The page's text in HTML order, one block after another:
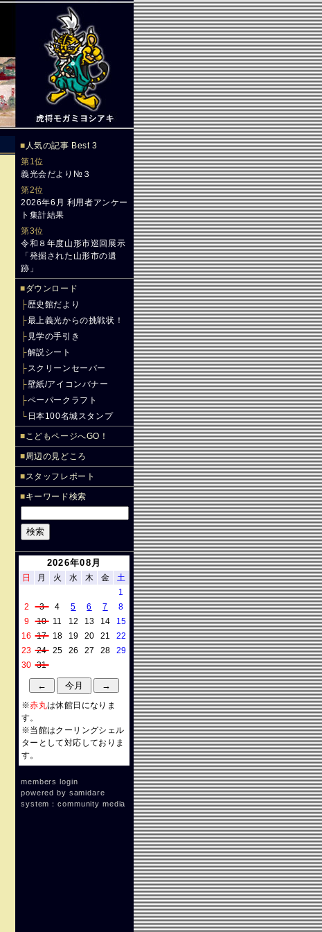
■ 人気の記事 Best 3
第1位
義光会だより№３
第2位
2026年6月 利用者アンケー
ト集計結果
第3位
令和８年度山形市巡回展示
「発掘された山形市の遺
跡」
■ダウンロード
├歴史館だより
├最上義光からの挑戦状！
├ 見学の手引き
├解説シート
├スクリーンセーバー
├壁紙/アイコンバナー
├ペーパークラフト
└ 日本100名城スタンプ
■こどもページへGO！
■周辺の見どころ
■スタッフレポート
■キーワード検索
2026年08月
日 月 火 水 木 金
土
1
2
3 4 5 6 7
8
9
10 11 12 13 14
15
16
17 18 19 20 21
22
23 24 25 26 27 28
29
30 31
※赤丸は休館日になりま
す。
※当館はクーリングシェル
ターとして対応しておりま
す。
members login
powered by samidare
system：community media